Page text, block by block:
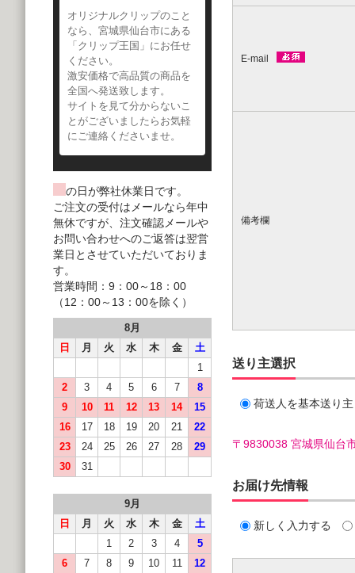
E-mail
備考欄
送り主選択
荷送人を基本送り
〒9830038 宮城県仙台
お届け先情報
新しく入力する
オリジナルクリップのこと
なら、宮城県仙台市にある
「クリップ王国」にお任せ
ください。
激安価格で高品質の商品を
全国へ発送致します。
サイトを見て分からないこ
とがございましたらお気軽
にご連絡くださいませ。
の日が弊社休業日です。
ご注文の受付はメールなら年中
無休ですが、注文確認メールや
お問い合わせへのご返答は翌営
業日とさせていただいておりま
す。
営業時間：9：00～18：00
（12：00～13：00を除く）
8月
日
月 火 水 木 金
土
1
2
3 4 5 6 7
8
9
10 11 12 13 14
15
16
17 18 19 20 21
22
23
24 25 26 27 28
29
30
31
9月
日
月 火 水 木 金
土
1
2 3 4
5
6
7 8 9 10 11
12